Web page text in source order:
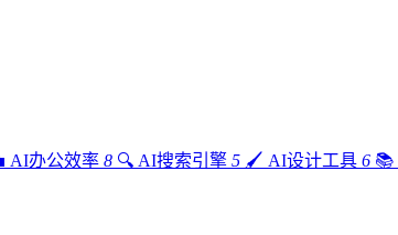
AI办公效率 8 🔍 AI搜索引擎 5 🖌️ AI设计工具 6 📚